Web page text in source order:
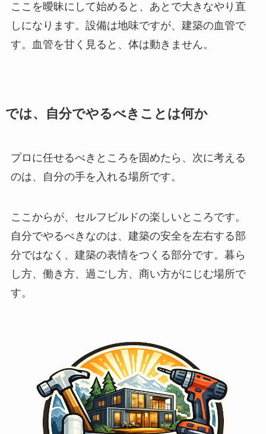
ここを曖昧にして始めると、あとで大きなやり直
しになります。設備は地味ですが、建築の血管で
す。血管を甘く見ると、体は動きません。
では、自分でやるべきことは何か
プロに任せるべきところを固めたら、次に考える
のは、自分の手を入れる場所です。
ここからが、セルフビルドの楽しいところです。
自分でやるべきなのは、建築の安全を左右する部
分ではなく、建築の表情をつくる部分です。暮ら
し方、働き方、過ごし方、商い方がにじむ場所で
す。